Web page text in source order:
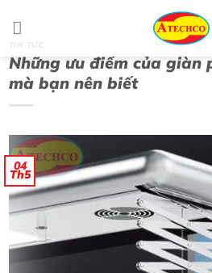
qua
nội
Những ưu điểm của giàn
mà bạn nên biết
04
Th5